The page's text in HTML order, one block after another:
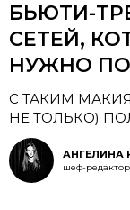
БЬЮТИ-
СЕТЕЙ,
НУЖНО
С ТАКИМ
НЕ ТОЛЬКО)
АНГЕЛИНА
шеф-редактор